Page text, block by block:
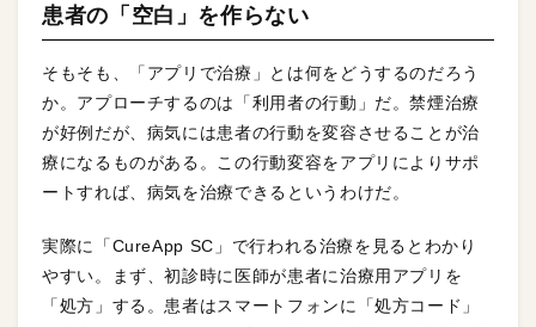
患者の「空白」を作らない
そもそも、「アプリで治療」とは何をどうするのだろう
か。アプローチするのは「利用者の行動」だ。禁煙治療
が好例だが、病気には患者の行動を変容させることが治
療になるものがある。この行動変容をアプリによりサポ
ートすれば、病気を治療できるというわけだ。
実際に「CureApp SC」で行われる治療を見るとわかり
やすい。まず、初診時に医師が患者に治療用アプリを
「処方」する。患者はスマートフォンに「処方コード」